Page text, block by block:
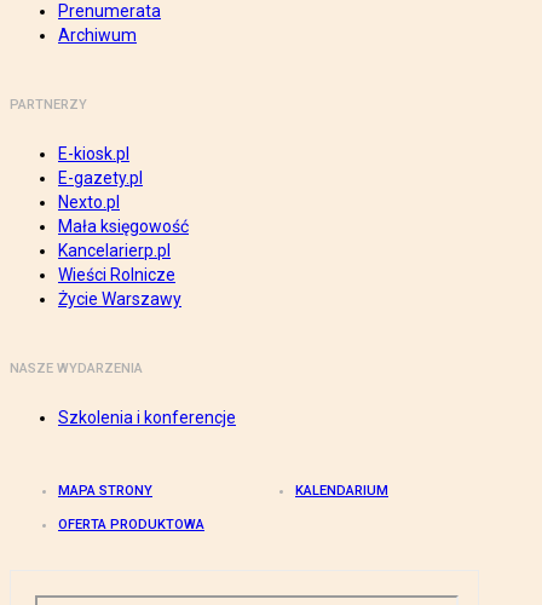
Prenumerata
Archiwum
PARTNERZY
E-kiosk.pl
E-gazety.pl
Nexto.pl
Mała księgowość
Kancelarierp.pl
Wieści Rolnicze
Życie Warszawy
NASZE WYDARZENIA
Szkolenia i konferencje
MAPA STRONY KALENDARIUM
OFERTA PRODUKTOWA